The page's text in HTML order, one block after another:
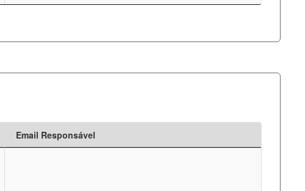
Email Responsável